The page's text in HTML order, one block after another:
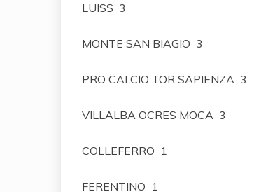
LUISS 3
MONTE SAN BIAGIO 3
PRO CALCIO TOR SAPIENZA 3
VILLALBA OCRES MOCA 3
COLLEFERRO 1
FERENTINO 1